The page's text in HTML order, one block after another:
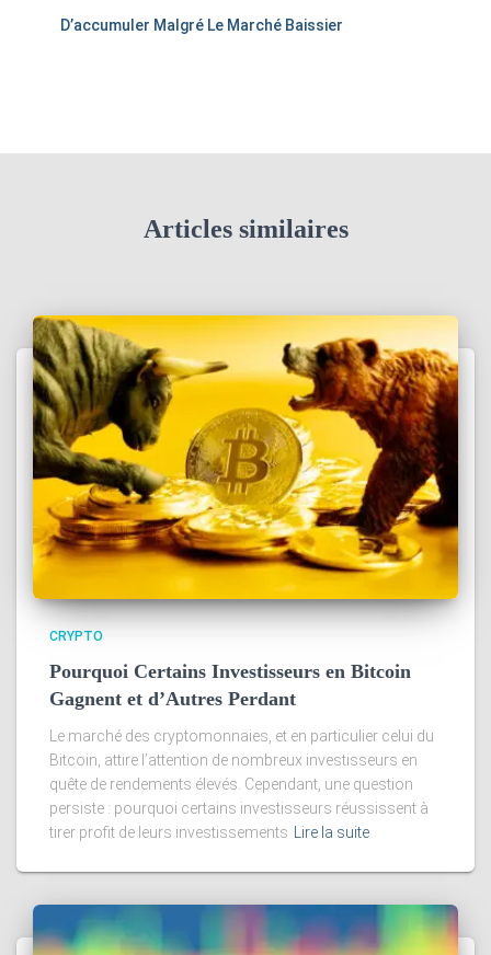
D’accumuler Malgré Le Marché Baissier
Articles similaires
CRYPTO
Pourquoi Certains Investisseurs en Bitcoin
Gagnent et d’Autres Perdant
Le marché des cryptomonnaies, et en particulier celui du
Bitcoin, attire l’attention de nombreux investisseurs en
quête de rendements élevés. Cependant, une question
persiste : pourquoi certains investisseurs réussissent à
tirer profit de leurs investissements
Lire la suite